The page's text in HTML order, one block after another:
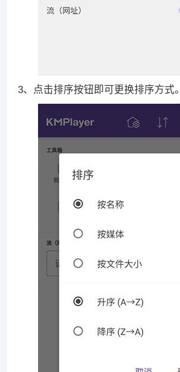
3、点击排序按钮即可更换排序方式。